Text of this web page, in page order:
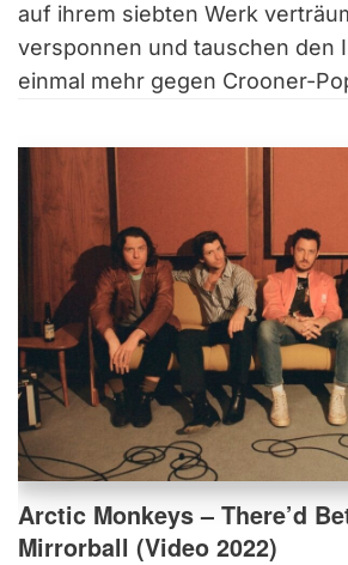
auf ihrem siebten Werk
versponnen und tauschen den
einmal mehr gegen Crooner-
Arctic Monkeys – There’d
Mirrorball (Video 2022)